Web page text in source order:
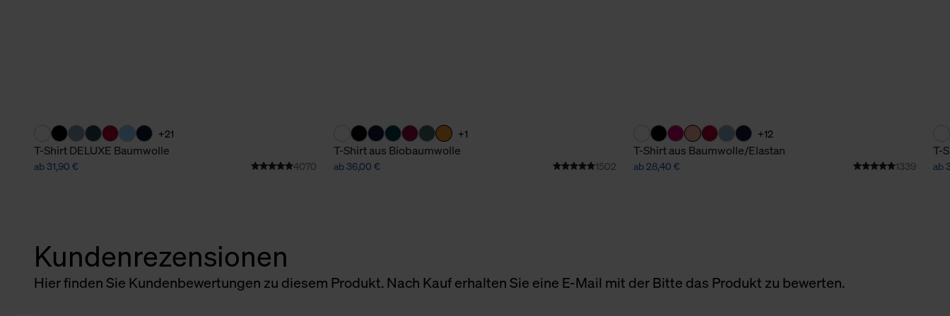
+21
T-Shirt DELUXE Baumwolle
ab 31,90 € 4070
+1
T-Shirt aus Biobaumwolle
ab 36,00 € 1502
+12
T-Shirt aus Baumwolle/Elastan
ab 28,40 € 1339
T-
ab
Kundenrezensionen
Hier finden Sie Kundenbewertungen zu diesem Produkt. Nach Kauf erhalten Sie eine E-Mail mit der Bitte das Produkt zu bewerten.